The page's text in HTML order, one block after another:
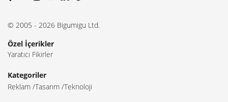
© 2005 - 2026 Bigumigu Ltd.
Özel İçerikler
Yaratıcı Fikirler
Kategoriler
Reklam Tasarım Teknoloji